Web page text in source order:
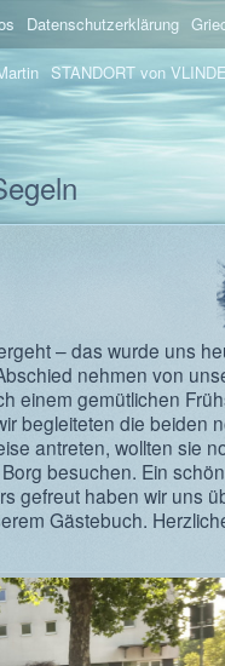
Datenschutzerklärung
STANDORT von
– das wurde uns
nehmen von
einem gemütlichen
begleiteten die beiden
antreten, wollten sie
besuchen. Ein
gefreut haben wir uns
Gästebuch.